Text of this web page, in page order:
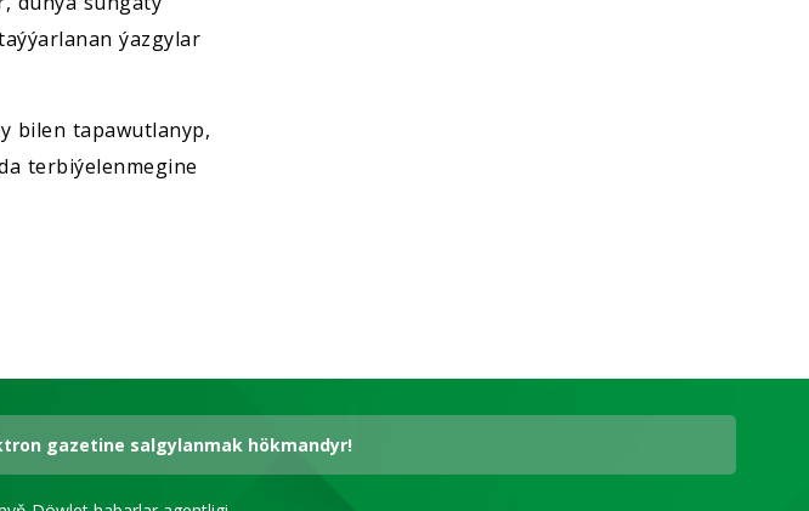
ýazgylar
bilen tapawutlanyp,
terbiýelenmegine
gazetine salgylanmak hökmandyr!